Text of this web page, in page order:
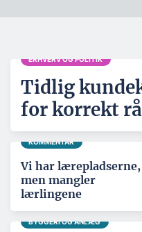
ERHVERV OG POLITIK
Tidlig
for korrekt
KOMMENTAR
Vi har lærepladserne,
men mangler
lærlingene
BYGGERI OG ANLÆG